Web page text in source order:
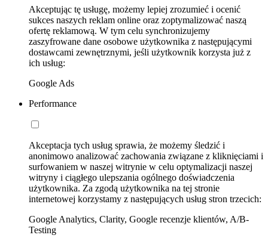
Akceptując tę usługę, możemy lepiej zrozumieć i ocenić
sukces naszych reklam online oraz zoptymalizować naszą
ofertę reklamową. W tym celu synchronizujemy
zaszyfrowane dane osobowe użytkownika z następującymi
dostawcami zewnętrznymi, jeśli użytkownik korzysta już z
ich usług:
Google Ads
Performance
Akceptacja tych usług sprawia, że możemy śledzić i
anonimowo analizować zachowania związane z kliknięciami i
surfowaniem w naszej witrynie w celu optymalizacji naszej
witryny i ciągłego ulepszania ogólnego doświadczenia
użytkownika. Za zgodą użytkownika na tej stronie
internetowej korzystamy z następujących usług stron trzecich:
Google Analytics, Clarity, Google recenzje klientów, A/B-
Testing